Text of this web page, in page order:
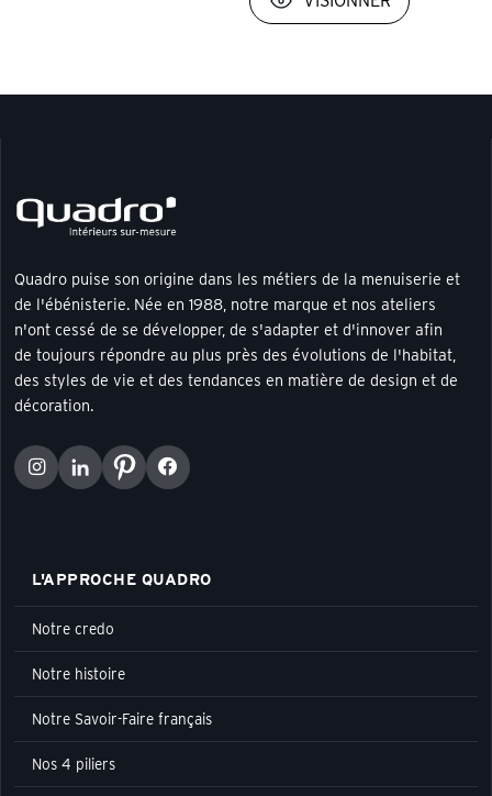
Quadro puise son origine dans les métiers de la menuiserie et
de l'ébénisterie. Née en 1988, notre marque et nos ateliers
n'ont cessé de se développer, de s'adapter et d'innover afin
de toujours répondre au plus près des évolutions de l'habitat,
des styles de vie et des tendances en matière de design et de
décoration.
L'APPROCHE QUADRO
Notre credo
Notre histoire
Notre Savoir-Faire français
Nos 4 piliers